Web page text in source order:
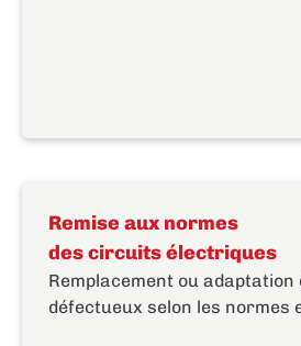
Remise aux normes
des circuits électriques
Remplacement ou
défectueux selon les normes